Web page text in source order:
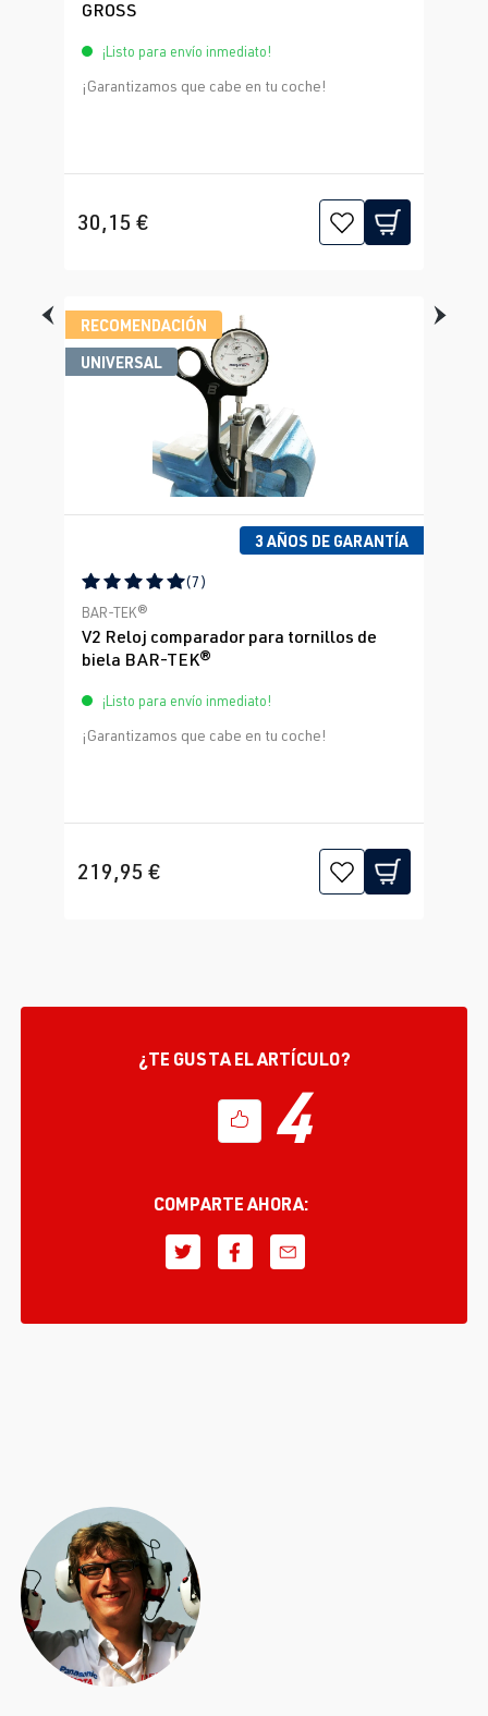
GROSS
¡Listo para envío inmediato!
¡Garantizamos que cabe en tu coche!
30,15 €
RECOMENDACIÓN
UNIVERSAL
3 AÑOS DE GARANTÍA
Calificación promedio de 5 de 5 estrellas
(7)
BAR-TEK®
V2 Reloj comparador para tornillos de
biela BAR-TEK®
¡Listo para envío inmediato!
¡Garantizamos que cabe en tu coche!
219,95 €
¿TE GUSTA EL ARTÍCULO?
4
COMPARTE AHORA: